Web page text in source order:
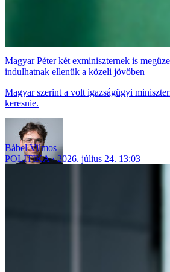
Magyar Péter két exminiszternek is
indulhatnak ellenük a közeli jövőben
Magyar szerint a volt igazságügyi
keresnie.
Bábel Vilmos
POLITIKA
2026. július 24. 13:03